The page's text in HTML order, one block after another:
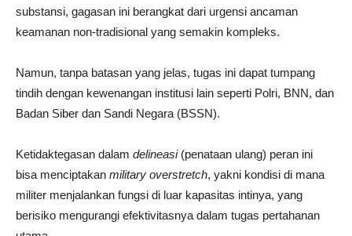
substansi, gagasan ini berangkat dari urgensi ancaman
keamanan non-tradisional yang semakin kompleks.
Namun, tanpa batasan yang jelas, tugas ini dapat tumpang
tindih dengan kewenangan institusi lain seperti Polri, BNN, dan
Badan Siber dan Sandi Negara (BSSN).
Ketidaktegasan dalam delineasi(penataan ulang) peran ini
bisa menciptakan military overstretch, yakni kondisi di mana
militer menjalankan fungsi di luar kapasitas intinya, yang
berisiko mengurangi efektivitasnya dalam tugas pertahanan